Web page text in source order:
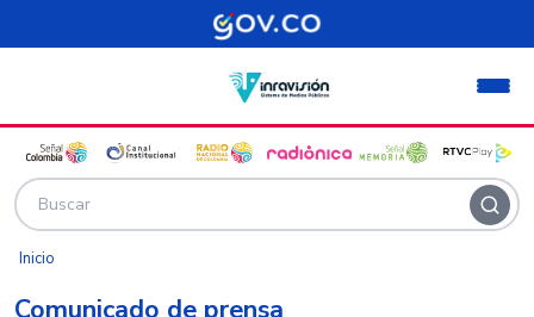
Pasar al contenido principal
Inicio
Comunicado de prensa